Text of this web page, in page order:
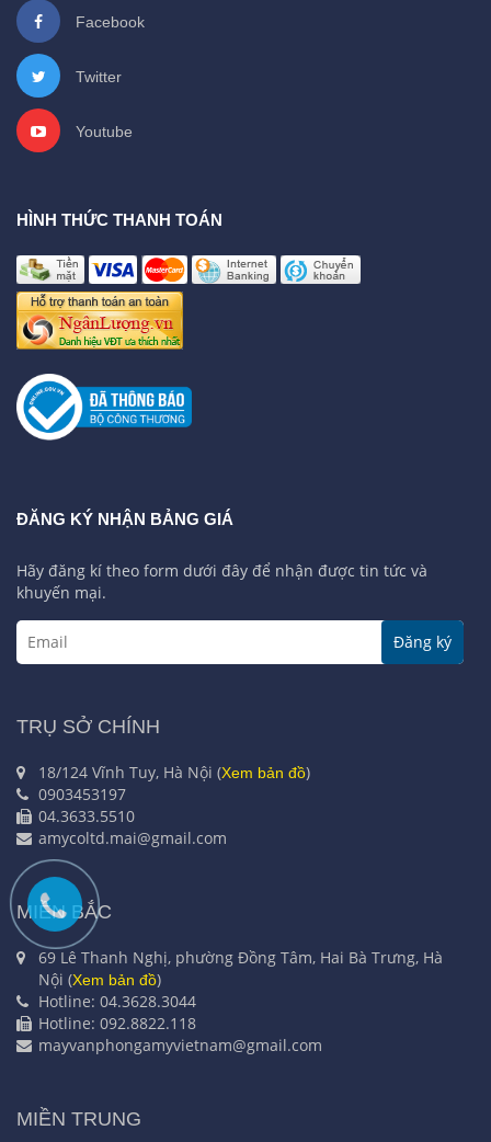
Facebook
Twitter
Youtube
HÌNH THỨC THANH TOÁN
ĐĂNG KÝ NHẬN BẢNG GIÁ
Hãy đăng kí theo form dưới đây để nhận được tin tức và
khuyến mại.
Đăng ký
TRỤ SỞ CHÍNH
18/124 Vĩnh Tuy, Hà Nội (Xem bản đồ)
0903453197
04.3633.5510
amycoltd.mai@gmail.com
MIỀN BẮC
69 Lê Thanh Nghị, phường Đồng Tâm, Hai Bà Trưng, Hà
Nội (Xem bản đồ)
Hotline: 04.3628.3044
Hotline: 092.8822.118
mayvanphongamyvietnam@gmail.com
MIỀN TRUNG